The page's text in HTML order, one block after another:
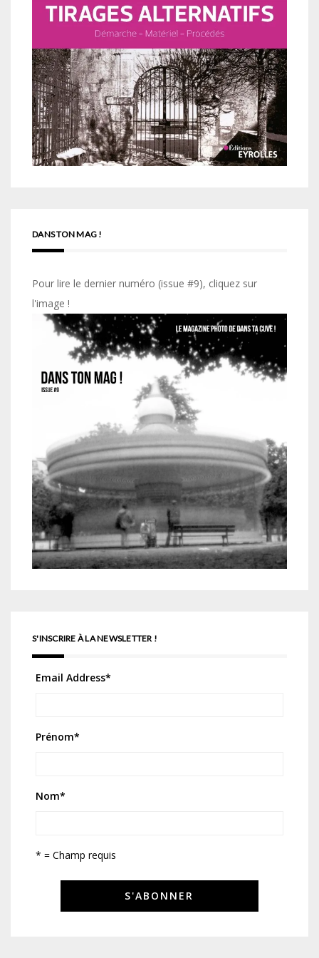
DANS TON MAG !
Pour lire le dernier numéro (issue #9), cliquez sur
l'image !
S'INSCRIRE À LA NEWSLETTER !
Email Address*
Prénom*
Nom*
* = Champ requis